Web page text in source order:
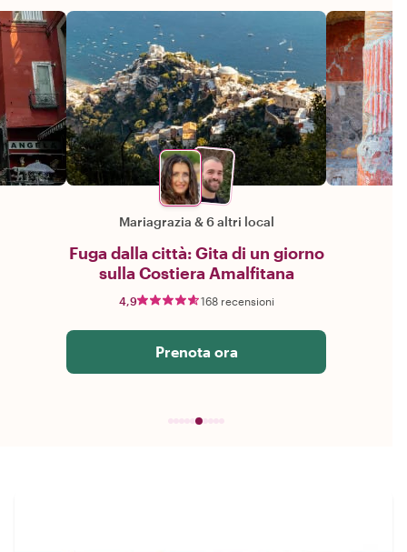
Mariagrazia &6 altri local
Fuga dalla città: Gita di un giorno
sulla Costiera Amalfitana
4,9 168 recensioni
Prenota ora